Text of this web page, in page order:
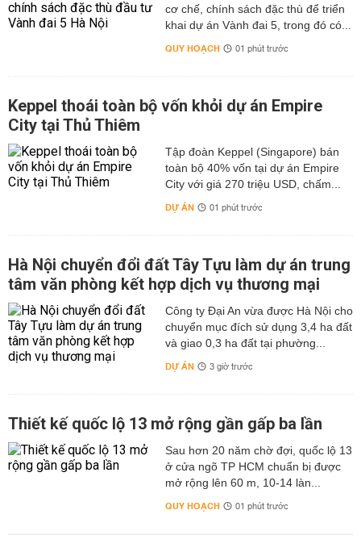
cơ chế, chính sách đặc thù để triển
khai dự án Vành đai 5, trong đó có...
QUY HOẠCH 01 phút trước
Keppel thoái toàn bộ vốn khỏi dự án Empire
City tại Thủ Thiêm
Tập đoàn Keppel (Singapore) bán
toàn bộ 40% vốn tại dự án Empire
City với giá 270 triệu USD, chấm...
DỰ ÁN 01 phút trước
Hà Nội chuyển đổi đất Tây Tựu làm dự án trung
tâm văn phòng kết hợp dịch vụ thương mại
Công ty Đại An vừa được Hà Nội cho
chuyển mục đích sử dụng 3,4 ha đất
và giao 0,3 ha đất tại phường...
DỰ ÁN 3 giờ trước
Thiết kế quốc lộ 13 mở rộng gần gấp ba lần
Sau hơn 20 năm chờ đợi, quốc lộ 13
ở cửa ngõ TP HCM chuẩn bị được
mở rộng lên 60 m, 10-14 làn...
QUY HOẠCH 01 phút trước